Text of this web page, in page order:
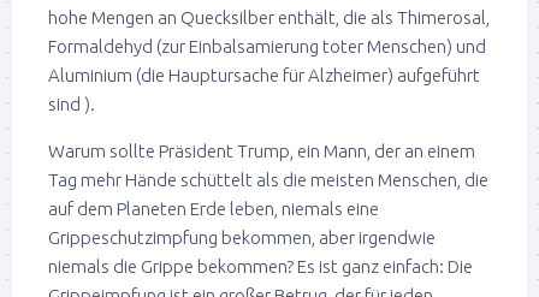
hohe Mengen an Quecksilber enthält, die als Thimerosal,
Formaldehyd (zur Einbalsamierung toter Menschen) und
Aluminium (die Hauptursache für Alzheimer) aufgeführt
sind ).
Warum sollte Präsident Trump, ein Mann, der an einem
Tag mehr Hände schüttelt als die meisten Menschen, die
auf dem Planeten Erde leben, niemals eine
Grippeschutzimpfung bekommen, aber irgendwie
niemals die Grippe bekommen? Es ist ganz einfach: Die